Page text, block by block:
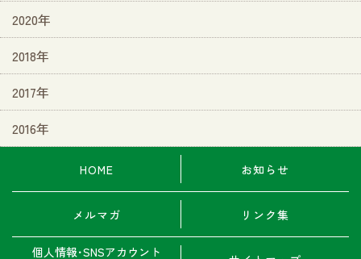
2020年
2018年
2017年
2016年
HOME お知らせ
メルマガ リンク集
個人情報･SNSアカウント